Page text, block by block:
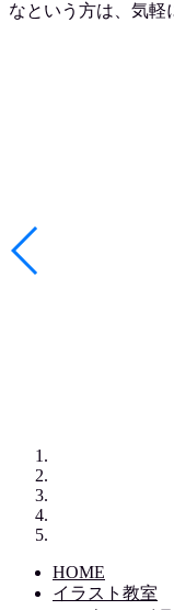
なという方は、気軽
HOME
イラスト教室